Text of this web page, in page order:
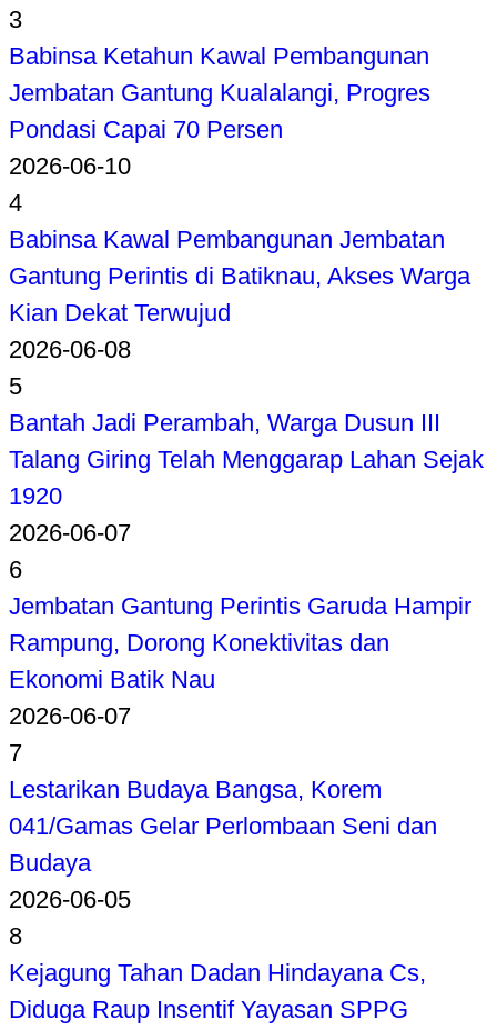
3
Babinsa Ketahun Kawal Pembangunan
Jembatan Gantung Kualalangi, Progres
Pondasi Capai 70 Persen
2026-06-10
4
Babinsa Kawal Pembangunan Jembatan
Gantung Perintis di Batiknau, Akses Warga
Kian Dekat Terwujud
2026-06-08
5
Bantah Jadi Perambah, Warga Dusun III
Talang Giring Telah Menggarap Lahan Sejak
1920
2026-06-07
6
Jembatan Gantung Perintis Garuda Hampir
Rampung, Dorong Konektivitas dan
Ekonomi Batik Nau
2026-06-07
7
Lestarikan Budaya Bangsa, Korem
041/Gamas Gelar Perlombaan Seni dan
Budaya
2026-06-05
8
Kejagung Tahan Dadan Hindayana Cs,
Diduga Raup Insentif Yayasan SPPG